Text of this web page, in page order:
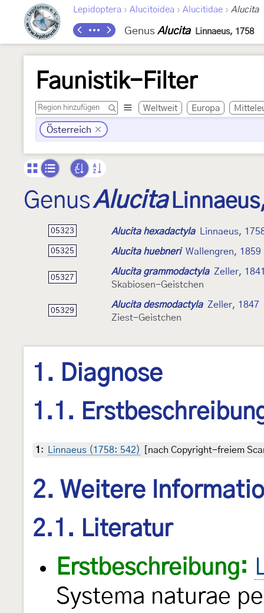
Lepidoptera › Alucitoidea › Alucitidae › Alucita
Genus Alucita Linnaeus, 1758
Faunistik-Filter
Weltweit Europa
Österreich
GenusAlucita
05323 Alucita hexadactyla Linnaeus,
05325 Alucita huebneri Wallengren, 1859
05327
Alucita grammodactyla Zeller,
Skabiosen-Geistchen
05329
Alucita desmodactyla Zeller, 1847
Ziest-Geistchen
1. Diagnose
1.1.
1 : Linnaeus (1758: 542) [nach Copyright-freiem
2. Weitere
2.1. Literatur
Erstbeschreibung:
Systema naturae